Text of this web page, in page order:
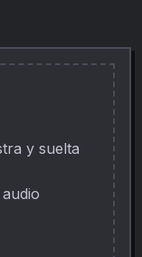
y suelta